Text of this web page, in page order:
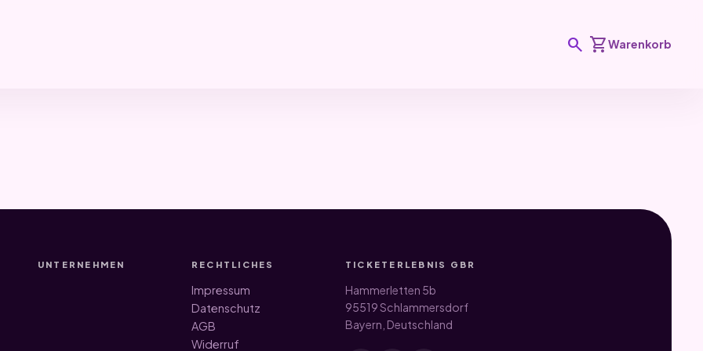
search shopping_cartWarenkorb
UNTERNEHMEN RECHTLICHES
Impressum
Datenschutz
AGB
Widerruf
TICKETERLEBNIS GBR
Hammerletten 5b
95519 Schlammersdorf
Bayern, Deutschland